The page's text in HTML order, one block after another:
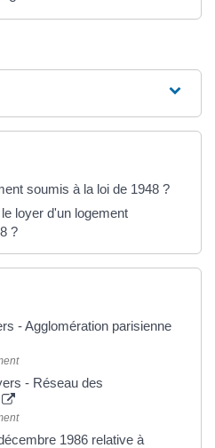
soumis à la loi de 1948 ?
loyer d'un logement
?
- Agglomération parisienne
- Réseau des
1986 relative à